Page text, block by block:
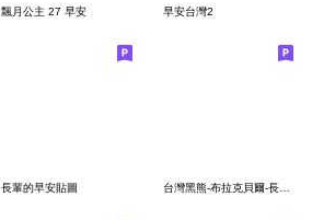
飄月公主 27 早安 早安台灣2
長輩的早安貼圖 台灣黑熊-布拉克貝爾-長輩問候圖